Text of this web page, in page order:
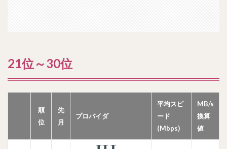
21位～30位
順
位
先
月
プロバイダ
平均スピ
ード
(Mbps)
MB/s
換算
値